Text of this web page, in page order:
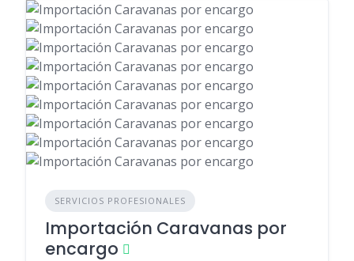
SERVICIOS PROFESIONALES
Importación Caravanas por
encargo